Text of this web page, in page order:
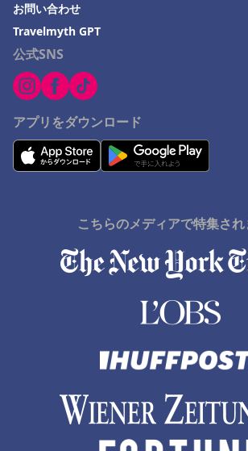
公式SNS
アプリをダウンロード
お問い合わせ
Travelmyth GPT
こちらのメディアで特集さ